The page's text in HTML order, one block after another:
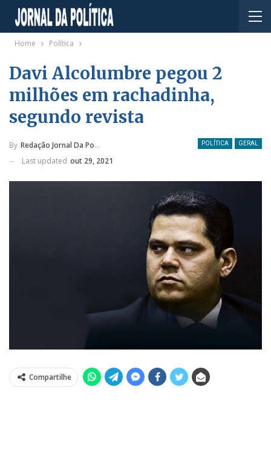
Home Política
Davi Alcolumbre pegou 2
milhões em rachadinha,
segundo revista
POLÍTICA GERAL
By Redação Jornal Da Política
Last updated out 29, 2021
Compartilhe